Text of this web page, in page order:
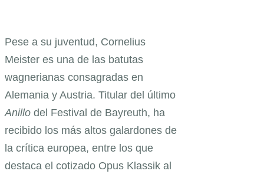
Pese a su juventud, Cornelius
Meister es una de las batutas
wagnerianas consagradas en
Alemania y Austria. Titular del último
Anillo del Festival de Bayreuth, ha
recibido los más altos galardones de
la crítica europea, entre los que
destaca el cotizado Opus Klassik al